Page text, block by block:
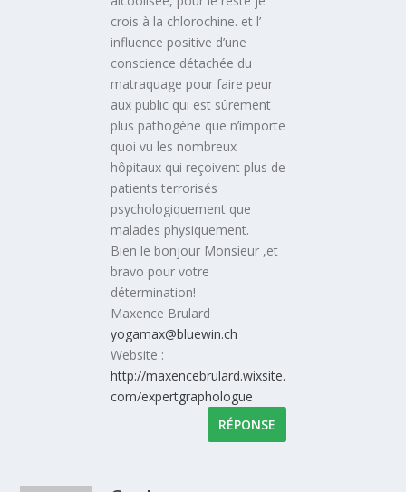
crois à la chlorochine. et l’
influence positive d’une
conscience détachée du
matraquage pour faire peur
aux public qui est sûrement
plus pathogène que n’importe
quoi vu les nombreux
hôpitaux qui reçoivent plus de
patients terrorisés
psychologiquement que
malades physiquement.
Bien le bonjour Monsieur ,et
bravo pour votre
détermination!
Maxence Brulard
yogamax@bluewin.ch
Website :
http://maxencebrulard.wixsite.
com/expertgraphologue
RÉPONSE